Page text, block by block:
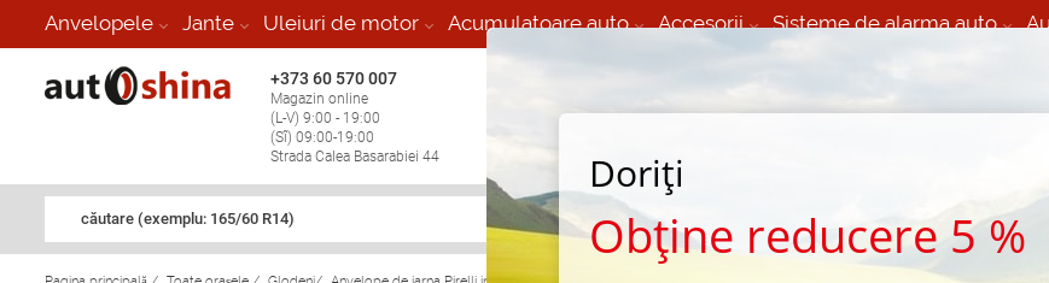
Anvelopele Jante Uleiuri de motor Acumulatoare auto Accesorii Sisteme de alarma auto
+373 60 570 007
Magazin online
(L-V) 9:00 - 19:00
(Sî) 09:00-19:00
Strada Calea Basarabiei 44
stop în toate regiunile
(L-V) 9:00 - 19:00
căutare (exemplu: 165/60 R14)
Doriți
Obține reducere 5 %